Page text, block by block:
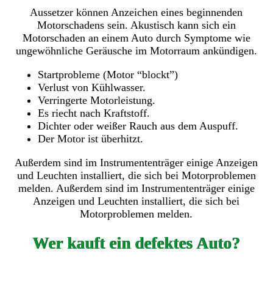
Aussetzer können Anzeichen eines beginnenden
Motorschadens sein. Akustisch kann sich ein
Motorschaden an einem Auto durch Symptome wie
ungewöhnliche Geräusche im Motorraum ankündigen.
Startprobleme (Motor “blockt”)
Verlust von Kühlwasser.
Verringerte Motorleistung.
Es riecht nach Kraftstoff.
Dichter oder weißer Rauch aus dem Auspuff.
Der Motor ist überhitzt.
Außerdem sind im Instrumententräger einige Anzeigen
und Leuchten installiert, die sich bei Motorproblemen
melden. Außerdem sind im Instrumententräger einige
Anzeigen und Leuchten installiert, die sich bei
Motorproblemen melden.
Wer kauft ein defektes Auto?